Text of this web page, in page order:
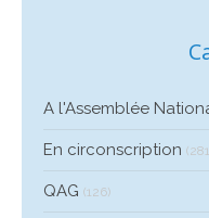
A l'Assemblée
En circonscription
QAG (126)